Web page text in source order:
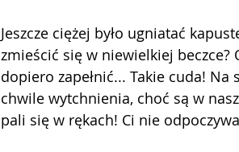
Jeszcze ciężej było ugniatać
zmieścić się w niewielkiej beczce?
dopiero zapełnić... Takie cuda! Na
chwile wytchnienia, choć są w
pali się w rękach! Ci nie